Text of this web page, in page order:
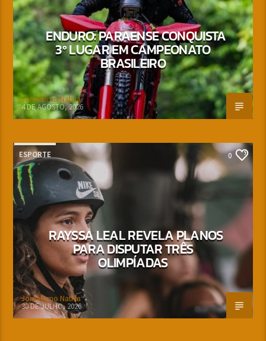
ENDURO: PARAENSE CONQUISTA
3º LUGAR EM CAMPEONATO
BRASILEIRO
Jornalismo Nativa
4 DE AGOSTO, 2026
ESPORTE 0
RAYSSA LEAL REVELA PLANOS
PARA DISPUTAR TRÊS
OLIMPÍADAS
Jornalismo Nativa
30 DE JULHO, 2026